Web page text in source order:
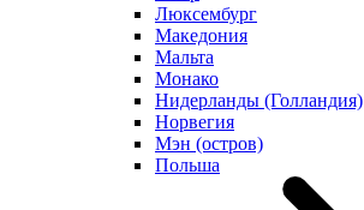
Люксембург
Македония
Мальта
Монако
Нидерланды (Голландия)
Норвегия
Мэн (остров)
Польша